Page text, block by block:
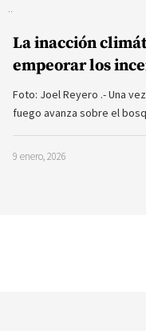
La inacción
empeorar los
Foto: Joel Reyero .- Una
fuego avanza sobre el
9 enero, 2026